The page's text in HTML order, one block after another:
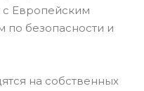
с Европейским
по безопасности и
на собственных